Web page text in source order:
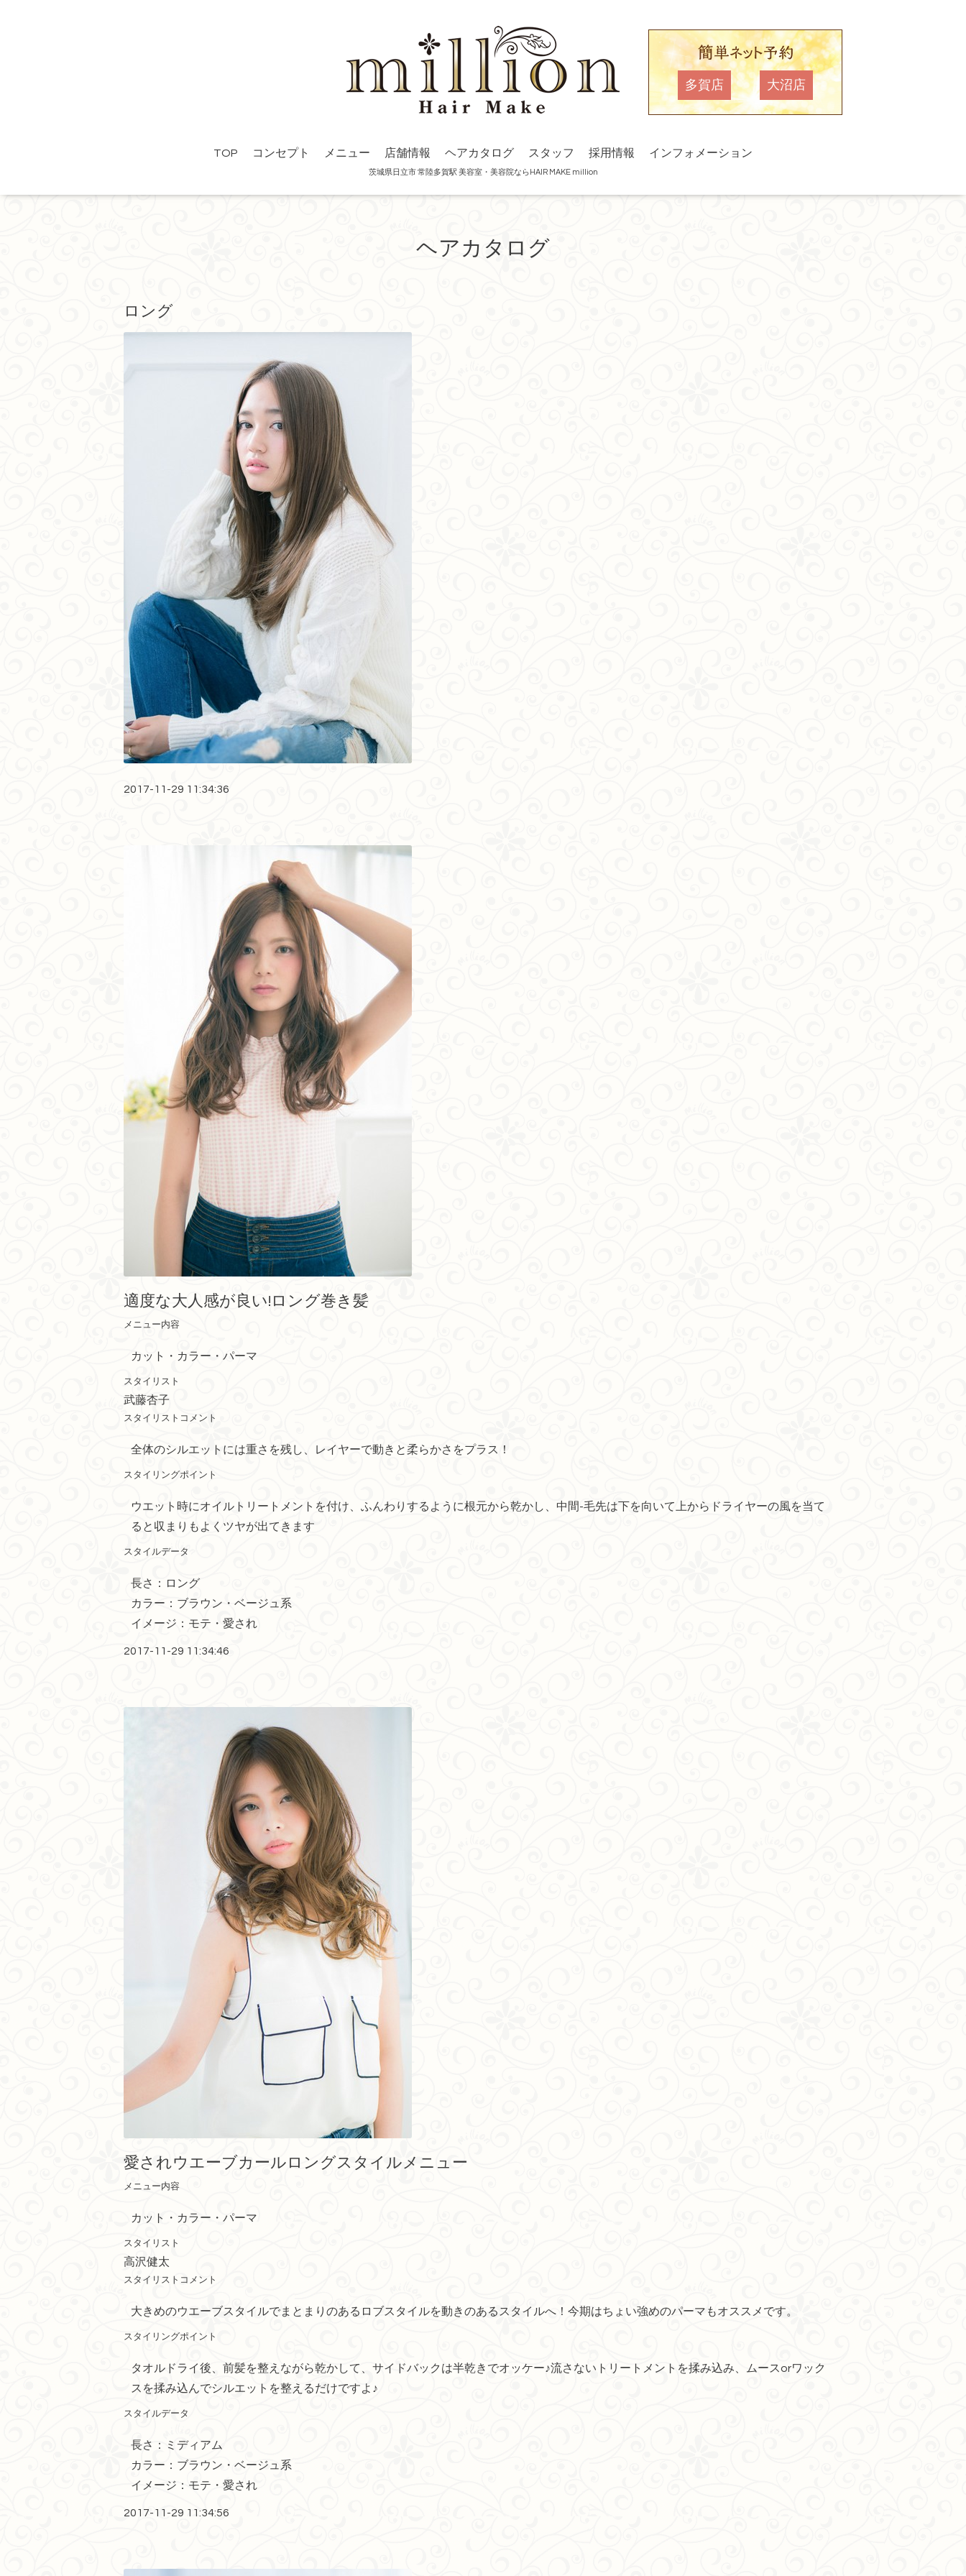
多賀店 大沼店
TOP コンセプト メニュー 店舗情報 ヘアカタログ スタッフ 採用情報 インフォメーション
茨城県日立市 常陸多賀駅 美容室・美容院ならHAIR MAKE million
ヘアカタログ
ロング
2017-11-29 11:34:36
適度な大人感が良い!ロング巻き髪
メニュー内容
カット・カラー・パーマ
スタイリスト
武藤杏子
スタイリストコメント
全体のシルエットには重さを残し、レイヤーで動きと柔らかさをプラス！
スタイリングポイント
ウエット時にオイルトリートメントを付け、ふんわりするように根元から乾かし、中間-毛先は下を向いて上からドライヤーの風を当て
ると収まりもよくツヤが出てきます
スタイルデータ
長さ：ロング
カラー：ブラウン・ベージュ系
イメージ：モテ・愛され
2017-11-29 11:34:46
愛されウエーブカールロングスタイルメニュー
メニュー内容
カット・カラー・パーマ
スタイリスト
高沢健太
スタイリストコメント
大きめのウエーブスタイルでまとまりのあるロブスタイルを動きのあるスタイルへ！今期はちょい強めのパーマもオススメです。
スタイリングポイント
タオルドライ後、前髪を整えながら乾かして、サイドバックは半乾きでオッケー♪流さないトリートメントを揉み込み、ムースorワック
スを揉み込んでシルエットを整えるだけですよ♪
スタイルデータ
長さ：ミディアム
カラー：ブラウン・ベージュ系
イメージ：モテ・愛され
2017-11-29 11:34:56